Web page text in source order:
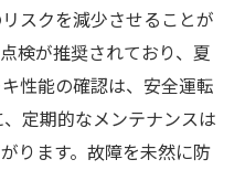
スクを減少させることが
検が推奨されており、夏
性能の確認は、安全運転
定期的なメンテナンスは
ります。故障を未然に防